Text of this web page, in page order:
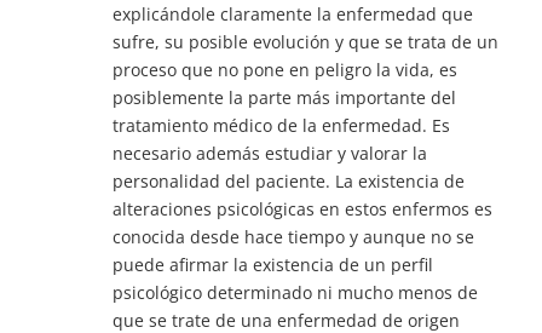
explicándole claramente la enfermedad que
sufre, su posible evolución y que se trata de un
proceso que no pone en peligro la vida, es
posiblemente la parte más importante del
tratamiento médico de la enfermedad. Es
necesario además estudiar y valorar la
personalidad del paciente. La existencia de
alteraciones psicológicas en estos enfermos es
conocida desde hace tiempo y aunque no se
puede afirmar la existencia de un perfil
psicológico determinado ni mucho menos de
que se trate de una enfermedad de origen